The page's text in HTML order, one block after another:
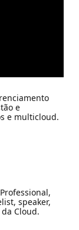
e
e multicloud.
speaker,
Cloud.